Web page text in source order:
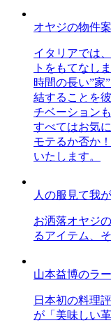
オヤジの物件
イタリアでは
トをもてなし
時間の長い”家
結することを
チベーション
すべてはお気
モテるか否か
いたします。
人の服見て我
お洒落オヤジ
るアイテム、
山本益博のラ
日本初の料理
が「美味しい